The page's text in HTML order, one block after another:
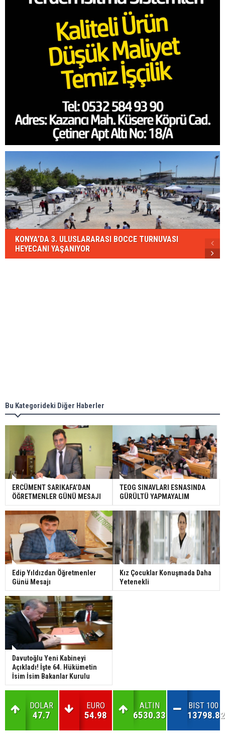
KONYA’DA 3. ULUSLARARASI BOCCE TURNUVASI
HEYECANI YAŞANIYOR
Bu Kategorideki Diğer Haberler
ERCÜMENT SARIKAFA’DAN
ÖĞRETMENLER GÜNÜ MESAJI
TEOG SINAVLARI ESNASINDA
GÜRÜLTÜ YAPMAYALIM
Edip Yıldızdan Öğretmenler
Günü Mesajı
Kız Çocuklar Konuşmada Daha
Yetenekli
Davutoğlu Yeni Kabineyi
Açıkladı! İşte 64. Hükümetin
İsim İsim Bakanlar Kurulu
DOLAR
47.7
EURO
54.98
ALTIN
6530.33
BIST 100
13798.82